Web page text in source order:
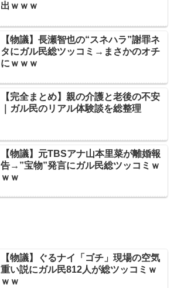
出ｗｗｗ
【物議】長瀬智也の“スネハラ”謝罪ネ
タにガル民総ツッコミ→まさかのオチ
にｗｗｗ
【完全まとめ】親の介護と老後の不安
｜ガル民のリアル体験談を総整理
【物議】元TBSアナ山本里菜が離婚報
告→”宝物”発言にガル民総ツッコミｗ
ｗｗ
【物議】ぐるナイ「ゴチ」現場の空気
重い説にガル民812人が総ツッコミｗ
ｗｗ